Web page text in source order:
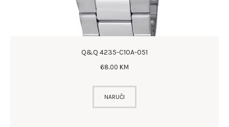
Q&Q 4235-C10A-051
68.00 KM
NARUČI